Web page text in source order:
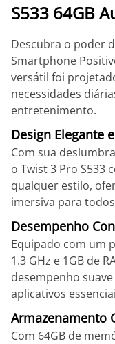
S533 64GB
Descubra o poder
Smartphone
versátil foi
necessidades
entretenimento.
Design Elegante
Com sua
o Twist 3 Pro S533
qualquer estilo,
imersiva para
Desempenho
Equipado com um
1.3 GHz e 1GB de
desempenho
aplicativos
Armazenamento
Com 64GB de